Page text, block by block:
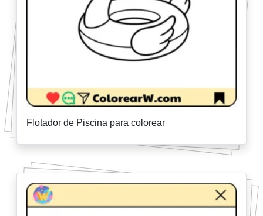
Flotador de Piscina para colorear